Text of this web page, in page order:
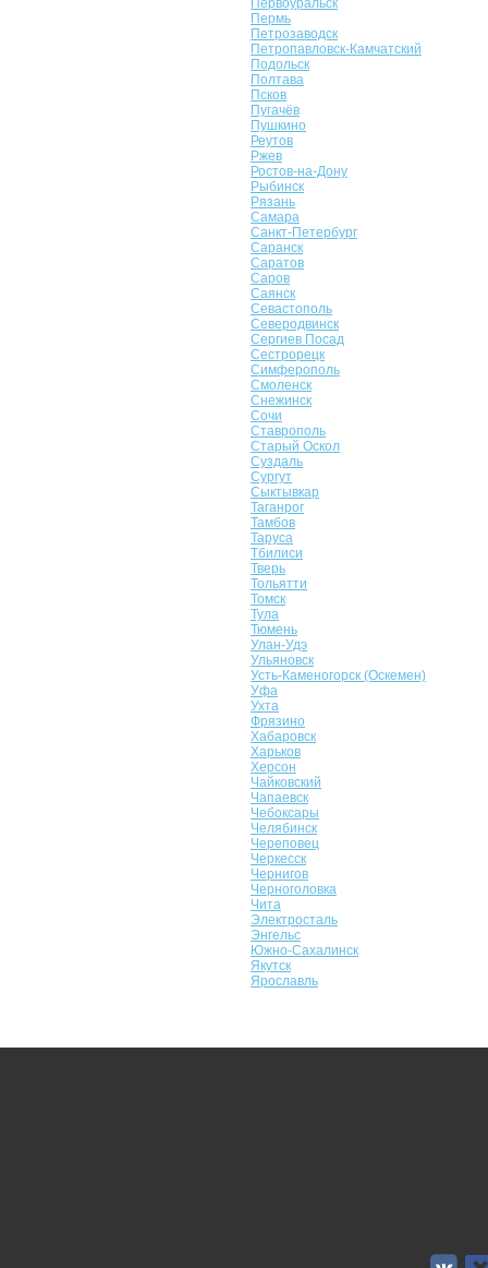
Первоуральск
Пермь
Петрозаводск
Петропавловск-Камчатский
Подольск
Полтава
Псков
Пугачёв
Пушкино
Реутов
Ржев
Ростов-на-Дону
Рыбинск
Рязань
Самара
Санкт-Петербург
Саранск
Саратов
Саров
Саянск
Севастополь
Северодвинск
Сергиев Посад
Сестрорецк
Симферополь
Смоленск
Снежинск
Сочи
Ставрополь
Старый Оскол
Суздаль
Сургут
Сыктывкар
Таганрог
Тамбов
Таруса
Тбилиси
Тверь
Тольятти
Томск
Тула
Тюмень
Улан-Удэ
Ульяновск
Усть-Каменогорск (Оскемен)
Уфа
Ухта
Фрязино
Хабаровск
Харьков
Херсон
Чайковский
Чапаевск
Чебоксары
Челябинск
Череповец
Черкесск
Чернигов
Черноголовка
Чита
Электросталь
Энгельс
Южно-Сахалинск
Якутск
Ярославль